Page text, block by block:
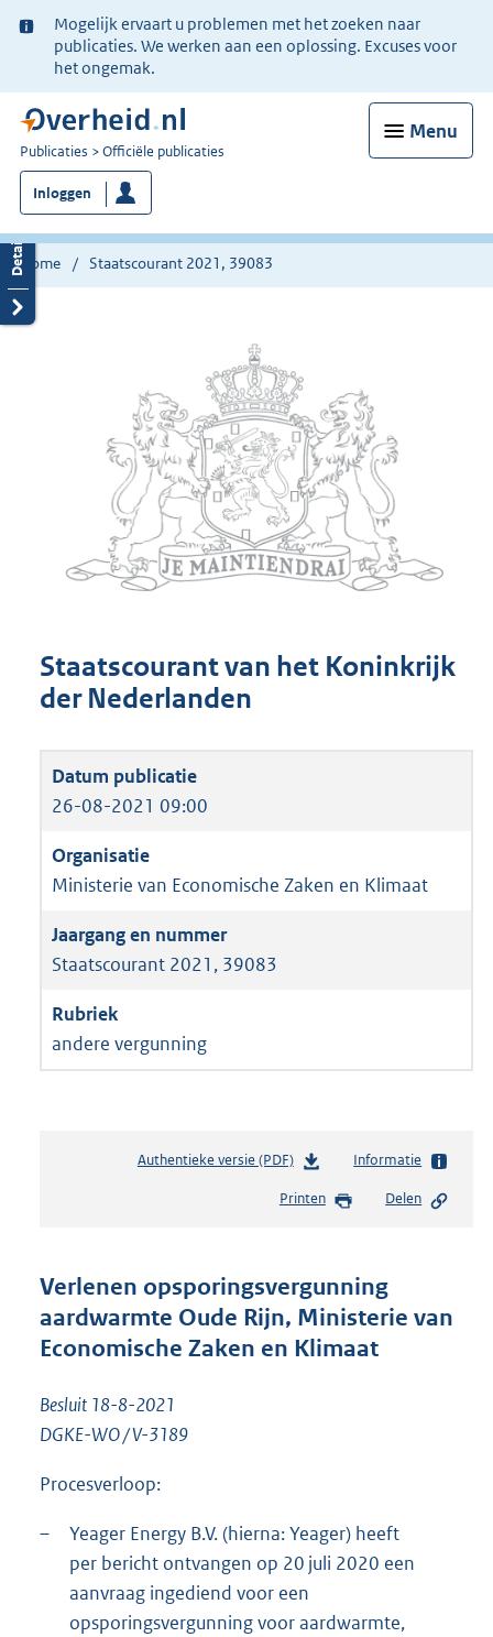
Ter
informatie:
Mogelijk ervaart u problemen met het zoeken naar
publicaties. We werken aan een oplossing. Excuses voor
het ongemak.
Menu
U
bent
nu
hier:
Publicaties Officiële publicaties
Inloggen
Home Staatscourant 2021, 39083
Staatscourant van het Koninkrijk
der Nederlanden
26-08-2021 09:00
Ministerie van Economische Zaken en Klimaat
Staatscourant 2021, 39083
andere vergunning
Authentieke versie (PDF)b
s
d
s
g
1
9
4
K
b
Informatie
Printen Delen
Verlenen opsporingsvergunning
aardwarmte Oude Rijn, Ministerie van
Economische Zaken en Klimaat
Besluit 18-8-2021
DGKE-WO / V-3189
Procesverloop:
–
Yeager Energy B.V. (hierna: Yeager) heeft
per bericht ontvangen op 20 juli 2020 een
aanvraag ingediend voor een
opsporingsvergunning voor aardwarmte,